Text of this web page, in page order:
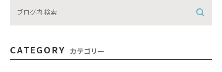
CATEGORY カテゴリー